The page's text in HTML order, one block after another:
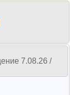
7.08.26 /